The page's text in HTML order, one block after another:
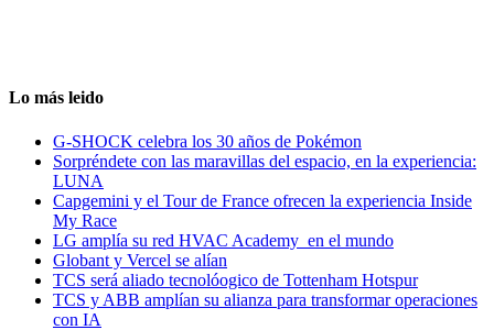
Lo más leido
G-SHOCK celebra los 30 años de Pokémon
Sorpréndete con las maravillas del espacio, en la experiencia:
LUNA
Capgemini y el Tour de France ofrecen la experiencia Inside
My Race
LG amplía su red HVAC Academy en el mundo
Globant y Vercel se alían
TCS será aliado tecnolóogico de Tottenham Hotspur
TCS y ABB amplían su alianza para transformar operaciones
con IA